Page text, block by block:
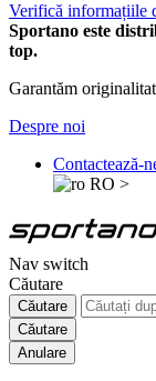
Verifică informațiile
Sportano este
top.
Garantăm
Despre noi
Contactează-
RO >
Nav switch
Căutare
Căutare
Căutare
Anulare